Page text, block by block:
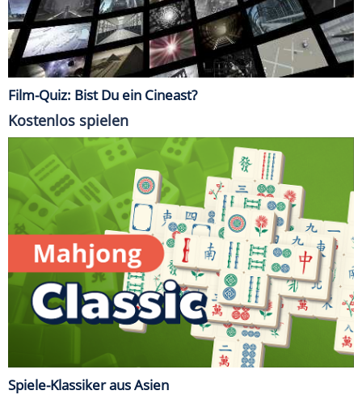
Film-Quiz: Bist Du ein Cineast?
Kostenlos spielen
Spiele-Klassiker aus Asien